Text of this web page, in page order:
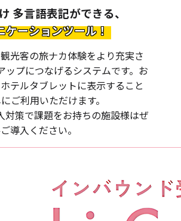
多言語表記ができる、
ケーションツール！
光客の旅ナカ体験をより充実さ
ップにつなげるシステムです。お
テルタブレットに表示すること
ご利用いただけます。
対策で課題をお持ちの施設様はぜ
導入ください。